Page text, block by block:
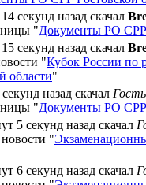
секунд назад скачал
"Документы РО СРР
секунд назад скачал
"Кубок России по
области"
назад скачал Гость
"Документы РО СРР
5 секунд назад скачал
"
6 секунд назад скачал